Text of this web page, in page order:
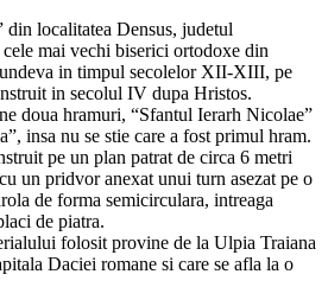
localitatea Densus, judetul
mai vechi biserici ortodoxe din
in timpul secolelor XII-XIII, pe
in secolul IV dupa Hristos.
doua hramuri, “Sfantul Ierarh Nicolae”
insa nu se stie care a fost primul hram.
pe un plan patrat de circa 6 metri
un pridvor anexat unui turn asezat pe o
de forma semicirculara, intreaga
de piatra.
folosit provine de la Ulpia Traiana
Daciei romane si care se afla la o